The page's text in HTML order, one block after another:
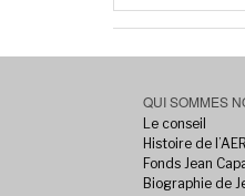
QUI SOMMES
Le conseil
Histoire de
Fonds Jean
Biographie de